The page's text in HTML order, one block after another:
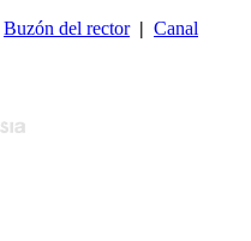
Buzón del rector| Canal